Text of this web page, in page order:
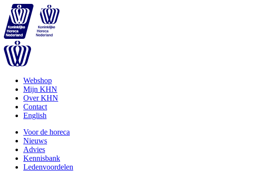
Webshop
Mijn KHN
Over KHN
Contact
English
Voor de horeca
Nieuws
Advies
Kennisbank
Ledenvoordelen